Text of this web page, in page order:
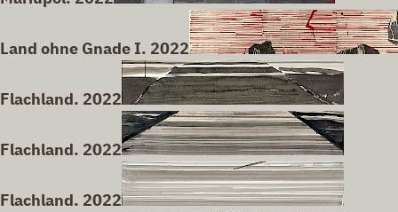
Land ohne Gnade I. 2022
Flachland. 2022
Flachland. 2022
Flachland. 2022